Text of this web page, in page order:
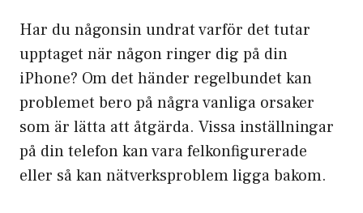
Har du någonsin undrat varför det tutar
upptaget när någon ringer dig på din
iPhone? Om det händer regelbundet kan
problemet bero på några vanliga orsaker
som är lätta att åtgärda. Vissa inställningar
på din telefon kan vara felkonfigurerade
eller så kan nätverksproblem ligga bakom.